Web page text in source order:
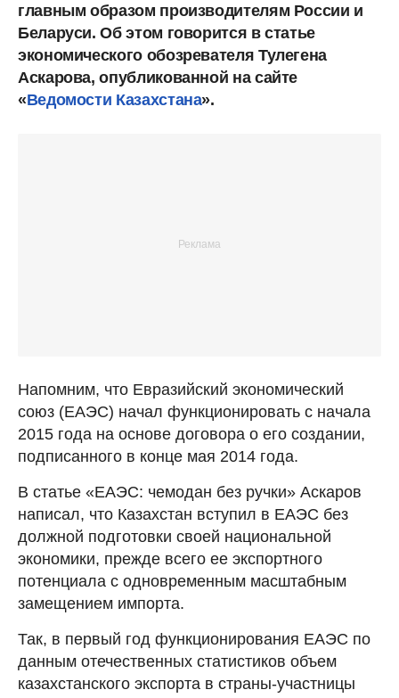
главным образом производителям России и
Беларуси. Об этом говорится в статье
экономического обозревателя Тулегена
Аскарова, опубликованной на сайте
«Ведомости Казахстана».
Напомним, что Евразийский экономический
союз (ЕАЭС) начал функционировать с начала
2015 года на основе договора о его создании,
подписанного в конце мая 2014 года.
В статье «ЕАЭС: чемодан без ручки» Аскаров
написал, что Казахстан вступил в ЕАЭС без
должной подготовки своей национальной
экономики, прежде всего ее экспортного
потенциала с одновременным масштабным
замещением импорта.
Так, в первый год функционирования ЕАЭС по
данным отечественных статистиков объем
казахстанского экспорта в страны-участницы